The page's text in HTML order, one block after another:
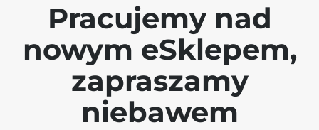
Pracujemy nad
nowym eSklepem,
zapraszamy
niebawem